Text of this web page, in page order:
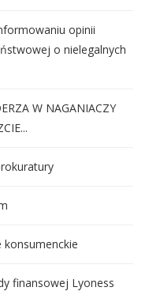
opinii
o nielegalnych
W NAGANIACZY
finansowej Lyoness